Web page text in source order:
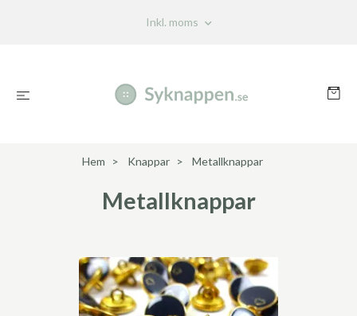
Inkl. moms
Hem Knappar Metallknappar
Metallknappar